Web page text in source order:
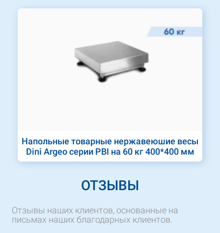
Напольные товарные нержавеюшие весы
Dini Argeo серии PBI на 60 кг 400*400 мм
ОТЗЫВЫ
Отзывы наших клиентов, основанные на
письмах наших благодарных клиентов.